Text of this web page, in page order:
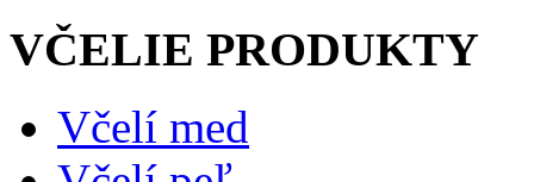
VČELIE PRODUKTY
Včelí med